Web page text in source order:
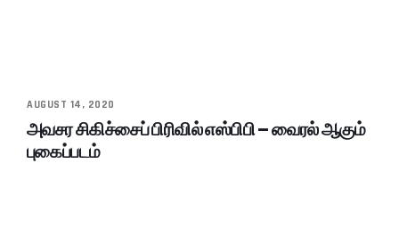
AUGUST 14, 2020
அவசர சிகிச்சைப் பிரிவில் எஸ்பிபி – வைரல் ஆகும்
புகைப்படம்